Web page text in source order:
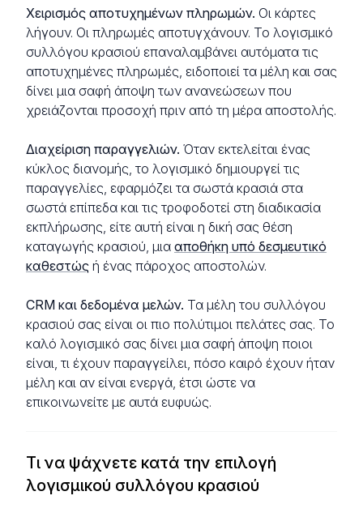
Χειρισμός αποτυχημένων πληρωμών. Οι κάρτες
λήγουν. Οι πληρωμές αποτυγχάνουν. Το λογισμικό
συλλόγου κρασιού επαναλαμβάνει αυτόματα τις
αποτυχημένες πληρωμές, ειδοποιεί τα μέλη και σας
δίνει μια σαφή άποψη των ανανεώσεων που
χρειάζονται προσοχή πριν από τη μέρα αποστολής.
Διαχείριση παραγγελιών. Όταν εκτελείται ένας
κύκλος διανομής, το λογισμικό δημιουργεί τις
παραγγελίες, εφαρμόζει τα σωστά κρασιά στα
σωστά επίπεδα και τις τροφοδοτεί στη διαδικασία
εκπλήρωσης, είτε αυτή είναι η δική σας θέση
καταγωγής κρασιού, μια αποθήκη υπό δεσμευτικό
καθεστώς ή ένας πάροχος αποστολών.
CRM και δεδομένα μελών. Τα μέλη του συλλόγου
κρασιού σας είναι οι πιο πολύτιμοι πελάτες σας. Το
καλό λογισμικό σας δίνει μια σαφή άποψη ποιοι
είναι, τι έχουν παραγγείλει, πόσο καιρό έχουν ήταν
μέλη και αν είναι ενεργά, έτσι ώστε να
επικοινωνείτε με αυτά ευφυώς.
Τι να ψάχνετε κατά την επιλογή
λογισμικού συλλόγου κρασιού